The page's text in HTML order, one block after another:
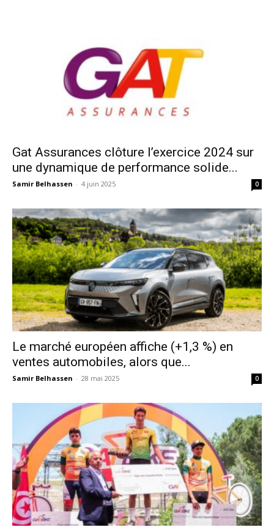
Gat Assurances clôture l’exercice 2024 sur
une dynamique de performance solide...
Samir Belhassen - 4 juin 2025 0
Le marché européen affiche (+1,3 %) en
ventes automobiles, alors que...
Samir Belhassen - 28 mai 2025 0